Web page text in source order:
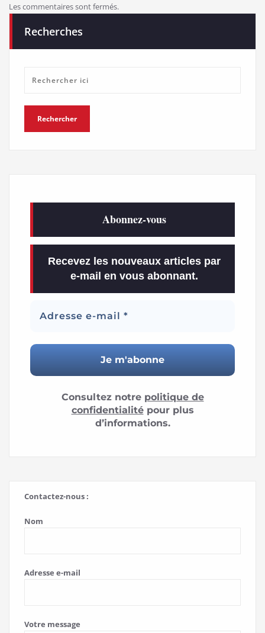
Les commentaires sont fermés.
Recherches
Abonnez-vous
Recevez les nouveaux articles par
e-mail en vous abonnant.
Consultez notre politique de
confidentialitépour plus
d’informations.
Contactez-nous :
Nom
Adresse e-mail
Votre message